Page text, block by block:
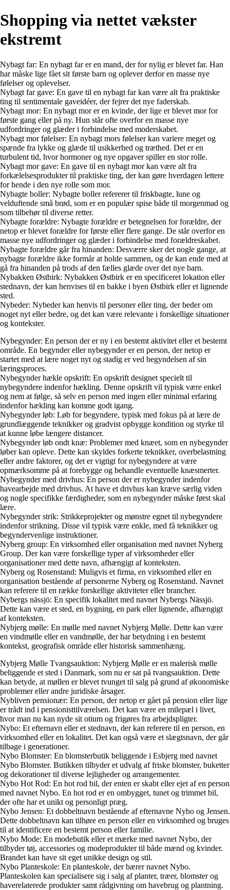
Shopping via nettet vækster
ekstremt
Nybagt far: En nybagt far er en mand, der for nylig er blevet far. Han
har måske lige fået sit første barn og oplever derfor en masse nye
følelser og oplevelser.
Nybagt far gave: En gave til en nybagt far kan være alt fra praktiske
ting til sentimentale gaveidéer, der fejrer det nye faderskab.
Nybagt mor: En nybagt mor er en kvinde, der lige er blevet mor for
første gang eller på ny. Hun står ofte overfor en masse nye
udfordringer og glæder i forbindelse med moderskabet.
Nybagt mor følelser: En nybagt mors følelser kan variere meget og
spænde fra lykke og glæde til usikkerhed og træthed. Det er en
turbulent tid, hvor hormoner og nye opgaver spiller en stor rolle.
Nybagt mor gave: En gave til en nybagt mor kan være alt fra
forkælelsesprodukter til praktiske ting, der kan gøre hverdagen lettere
for hende i den nye rolle som mor.
Nybagte boller: Nybagte boller refererer til friskbagte, lune og
velduftende små brød, som er en populær spise både til morgenmad og
som tilbehør til diverse retter.
Nybagte forældre: Nybagte forældre er betegnelsen for forældre, der
netop er blevet forældre for første eller flere gange. De står overfor en
masse nye udfordringer og glæder i forbindelse med forældreskabet.
Nybagte forældre går fra hinanden: Desværre sker det nogle gange, at
nybagte forældre ikke formår at holde sammen, og de kan ende med at
gå fra hinanden på trods af den fælles glæde over det nye barn.
Nybakken Østbirk: Nybakken Østbirk er en specificeret lokation eller
stednavn, der kan henvises til en bakke i byen Østbirk eller et lignende
sted.
Nybeder: Nybeder kan henvis til personer eller ting, der beder om
noget nyt eller bedre, og det kan være relevante i forskellige situationer
og kontekster.
Nybegynder: En person der er ny i en bestemt aktivitet eller et bestemt
område. En begynder eller nybegynder er en person, der netop er
startet med at lære noget nyt og stadig er ved begyndelsen af sin
læringsproces.
Nybegynder hækle opskrift: En opskrift designet specielt til
nybegyndere indenfor hækling. Denne opskrift vil typisk være enkel
og nem at følge, så selv en person med ingen eller minimal erfaring
indenfor hækling kan komme godt igang.
Nybegynder løb: Løb for begyndere, typisk med fokus på at lære de
grundlæggende teknikker og gradvist opbygge kondition og styrke til
at kunne løbe længere distancer.
Nybegynder løb ondt knæ: Problemer med knæet, som en nybegynder
løber kan opleve. Dette kan skyldes forkerte teknikker, overbelastning
eller andre faktorer, og det er vigtigt for nybegyndere at være
opmærksomme på at forebygge og behandle eventuelle knæsmerter.
Nybegynder med drivhus: En person der er nybegynder indenfor
havearbejde med drivhus. At have et drivhus kan kræve særlig viden
og nogle specifikke færdigheder, som en nybegynder måske først skal
lære.
Nybegynder strik: Strikkeprojekter og mønstre egnet til nybegyndere
indenfor strikning. Disse vil typisk være enkle, med få teknikker og
begyndervenlige instruktioner.
Nyberg group: En virksomhed eller organisation med navnet Nyberg
Group. Der kan være forskellige typer af virksomheder eller
organisationer med dette navn, afhængigt af konteksten.
Nyberg og Rosenstand: Muligvis et firma, en virksomhed eller en
organisation bestående af personerne Nyberg og Rosenstand. Navnet
kan referere til en række forskellige aktiviteter eller brancher.
Nybergs nässjö: En specifik lokalitet med navnet Nybergs Nässjö.
Dette kan være et sted, en bygning, en park eller lignende, afhængigt
af konteksten.
Nybjerg mølle: En mølle med navnet Nybjerg Mølle. Dette kan være
en vindmølle eller en vandmølle, der har betydning i en bestemt
kontekst, geografisk område eller historisk sammenhæng.
Nybjerg Mølle Tvangsauktion: Nybjerg Mølle er en malerisk mølle
beliggende et sted i Danmark, som nu er sat på tvangsauktion. Dette
kan betyde, at møllen er blevet tvunget til salg på grund af økonomiske
problemer eller andre juridiske årsager.
Nybliven pensionær: En person, der netop er gået på pension eller lige
er trådt ind i pensionisttilværelsen. Det kan være en milepæl i livet,
hvor man nu kan nyde sit otium og frigøres fra arbejdspligter.
Nybo: Et efternavn eller et stednavn, der kan referere til en person, en
virksomhed eller en lokalitet. Det kan også være et slægtsnavn, der går
tilbage i generationer.
Nybo Blomster: En blomsterbutik beliggende i Esbjerg med navnet
Nybo Blomster. Butikken tilbyder et udvalg af friske blomster, buketter
og dekorationer til diverse lejligheder og arrangementer.
Nybo Hot Rod: En hot rod bil, der enten er skabt eller ejet af en person
med navnet Nybo. En hot rod er en ombygget, tunet og trimmet bil,
der ofte har et unikt og personligt præg.
Nybo Jensen: Et dobbeltnavn bestående af efternavne Nybo og Jensen.
Dette dobbeltnavn kan tilhøre en person eller en virksomhed og bruges
til at identificere en bestemt person eller familie.
Nybo Mode: En modebutik eller et mærke med navnet Nybo, der
tilbyder tøj, accessories og modeprodukter til både mænd og kvinder.
Brandet kan have sit eget unikke design og stil.
Nybo Planteskole: En planteskole, der bærer navnet Nybo.
Planteskolen kan specialisere sig i salg af planter, træer, blomster og
haverelaterede produkter samt rådgivning om havebrug og plantning.